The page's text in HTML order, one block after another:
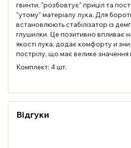
гвинти, "розбовтує" приціл та
"утому" матеріалу лука. Для
встановлюють стабілізатор із
глушилки. Це позитивно впливає
якості лука, додає комфорту и
пострілу, що має велике значення
Комплект: 4 шт.
Відгуки